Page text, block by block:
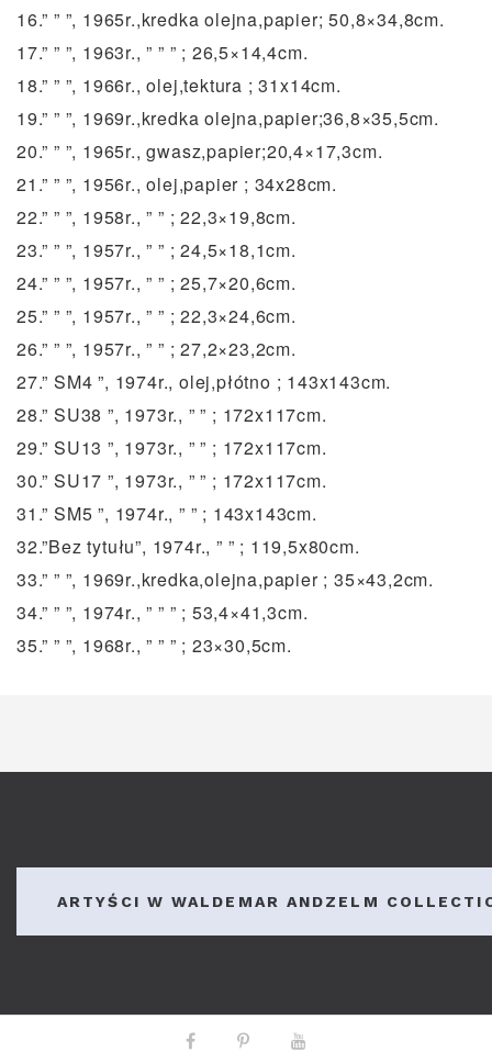
16.” ” ”, 1965r.,kredka olejna,papier; 50,8×34,8cm.
17.” ” ”, 1963r., ” ” ” ; 26,5×14,4cm.
18.” ” ”, 1966r., olej,tektura ; 31x14cm.
19.” ” ”, 1969r.,kredka olejna,papier;36,8×35,5cm.
20.” ” ”, 1965r., gwasz,papier;20,4×17,3cm.
21.” ” ”, 1956r., olej,papier ; 34x28cm.
22.” ” ”, 1958r., ” ” ; 22,3×19,8cm.
23.” ” ”, 1957r., ” ” ; 24,5×18,1cm.
24.” ” ”, 1957r., ” ” ; 25,7×20,6cm.
25.” ” ”, 1957r., ” ” ; 22,3×24,6cm.
26.” ” ”, 1957r., ” ” ; 27,2×23,2cm.
27.” SM4 ”, 1974r., olej,płótno ; 143x143cm.
28.” SU38 ”, 1973r., ” ” ; 172x117cm.
29.” SU13 ”, 1973r., ” ” ; 172x117cm.
30.” SU17 ”, 1973r., ” ” ; 172x117cm.
31.” SM5 ”, 1974r., ” ” ; 143x143cm.
32.”Bez tytułu”, 1974r., ” ” ; 119,5x80cm.
33.” ” ”, 1969r.,kredka,olejna,papier ; 35×43,2cm.
34.” ” ”, 1974r., ” ” ” ; 53,4×41,3cm.
35.” ” ”, 1968r., ” ” ” ; 23×30,5cm.
ARTYŚCI W WALDEMAR ANDZELM
FacebookPinterest